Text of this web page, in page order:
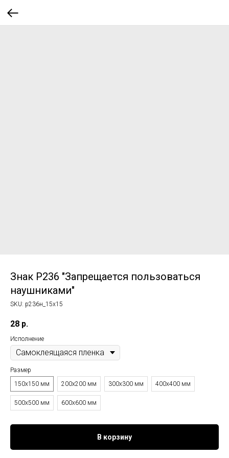
Знак P236 "Запрещается пользоваться
наушниками"
SKU: p236н_15x15
28 р.
Исполнение
Размер
150x150 мм
200x200 мм 300x300 мм 400x400 мм
500x500 мм 600x600 мм
В корзину